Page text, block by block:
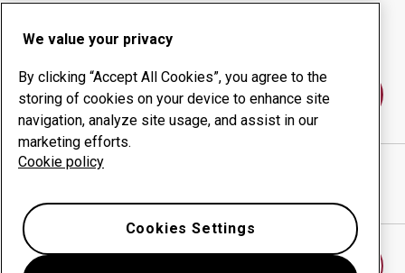
de funcionamento
Fale conosco
M O K PER JANSSON AB
We value your privacy
By clicking “Accept All Cookies”, you agree to the
storing of cookies on your device to enhance site
navigation, analyze site usage, and assist in our
marketing efforts.
Cookie policy
Cookies Settings